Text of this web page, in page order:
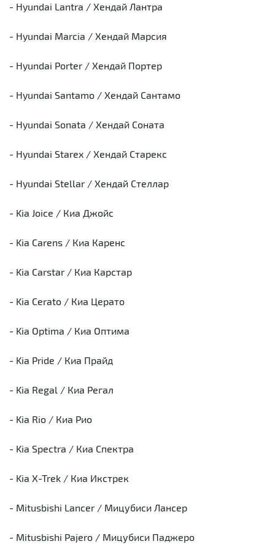
- Hyundai Lantra / Хендай Лантра
- Hyundai Marcia / Хендай Марсия
- Hyundai Porter / Хендай Портер
- Hyundai Santamo / Хендай Сантамо
- Hyundai Sonata / Хендай Соната
- Hyundai Starex / Хендай Старекс
- Hyundai Stellar / Хендай Стеллар
- Kia Joice / Киа Джойс
- Kia Carens / Киа Каренс
- Kia Carstar / Киа Карстар
- Kia Cerato / Киа Церато
- Kia Optima / Киа Оптима
- Kia Pride / Киа Прайд
- Kia Regal / Киа Регал
- Kia Rio / Киа Рио
- Kia Spectra / Киа Спектра
- Kia X-Trek / Киа Икстрек
- Mitusbishi Lancer / Мицубиси Лансер
- Mitusbishi Pajero / Мицубиси Паджеро